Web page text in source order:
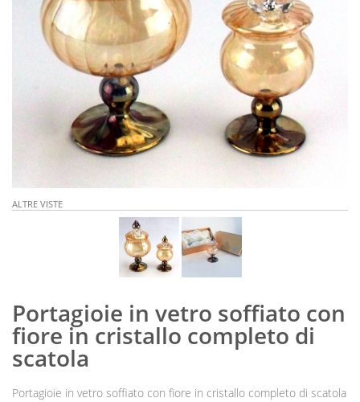
ALTRE VISTE
Portagioie in vetro soffiato con
fiore in cristallo completo di
scatola
Portagioie in vetro soffiato con fiore in cristallo completo di scatola